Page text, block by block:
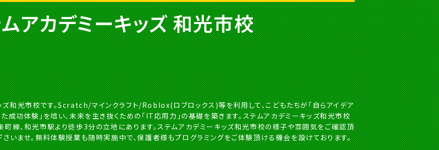
アカデミーキッズ 和光市校
和光市校です。Scratch/マインクラフト/Roblox(ロブロックス)等を利用して、こどもたちが「自らアイデア
成功体験」を培い、未来を生き抜くための「IT応用力」の基礎を築きます。ステムアカデミーキッズ和光市校
町線、和光市駅より徒歩3分の立地にあります。ステムアカデミーキッズ和光市校の様子や雰囲気をご確認頂
さいませ。無料体験授業も随時実施中で、保護者様もプログラミングをご体験頂ける機会を設けております。